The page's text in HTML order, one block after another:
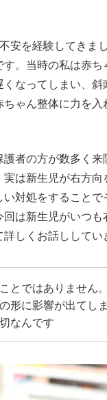
安を経験してきま
。当時の私は赤
なってしまい、
ゃん整体に力を
護者の方が数多く
は新生児が右方
対処をすること
は新生児がいつも
しくお話ししてい
とではありません
形に影響が出てし
なんです